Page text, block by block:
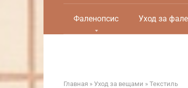
Фаленопсис Уход за
Главная » Уход за вещами » Текстиль